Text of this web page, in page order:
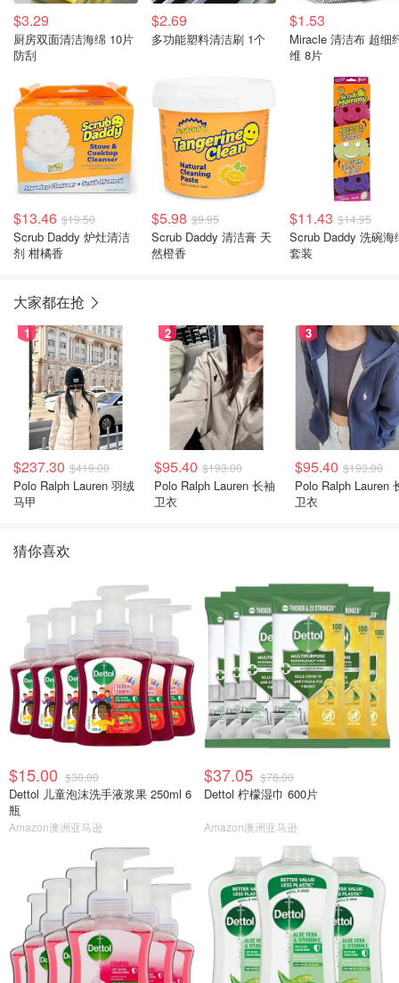
$3.29
厨房双面清洁海绵 10片
防刮
$2.69
多功能塑料清洁刷 1个
$1.53
Miracle 清洁布 超细
维 8片
$13.46 $19.50
Scrub Daddy 炉灶清洁
剂 柑橘香
$5.98 $9.95
Scrub Daddy 清洁膏 天
然橙香
$11.43 $14.95
Scrub Daddy 洗碗海
套装
大家都在抢
1
$237.30 $419.00
Polo Ralph Lauren 羽绒
马甲
2
$95.40 $193.00
Polo Ralph Lauren 长袖
卫衣
3
$95.40 $193.00
Polo Ralph Lauren 长袖
卫衣
猜你喜欢
$15.00 $30.00
Dettol 儿童泡沫洗手液浆果 250ml 6
瓶
Amazon澳洲亚马逊
$37.05 $78.00
Dettol 柠檬湿巾 600片
Amazon澳洲亚马逊